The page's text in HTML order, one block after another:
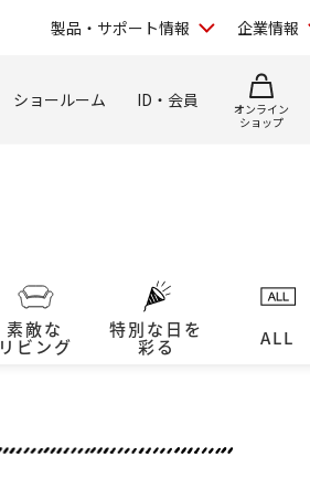
製品・サポート情報 企業情報
ショールーム ID・会員
オンライン
ショップ
素敵な
リビング
特別な日を
彩る ALL